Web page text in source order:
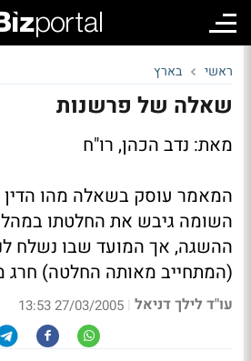
ראשי בארץ
שאלה של פרשנות
מאת: נדב הכהן, רו"ח
המאמר עוסק בשאלה מהו
השומה גיבש את החלטתו
ההשגה, אך המועד שבו נשלח
(המתחייב מאותה החלטה) חרג
עו"ד לילך דניאל |
27/03/2005 13:53